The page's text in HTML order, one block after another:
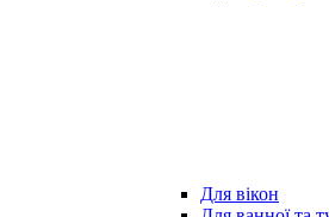
Для вікон